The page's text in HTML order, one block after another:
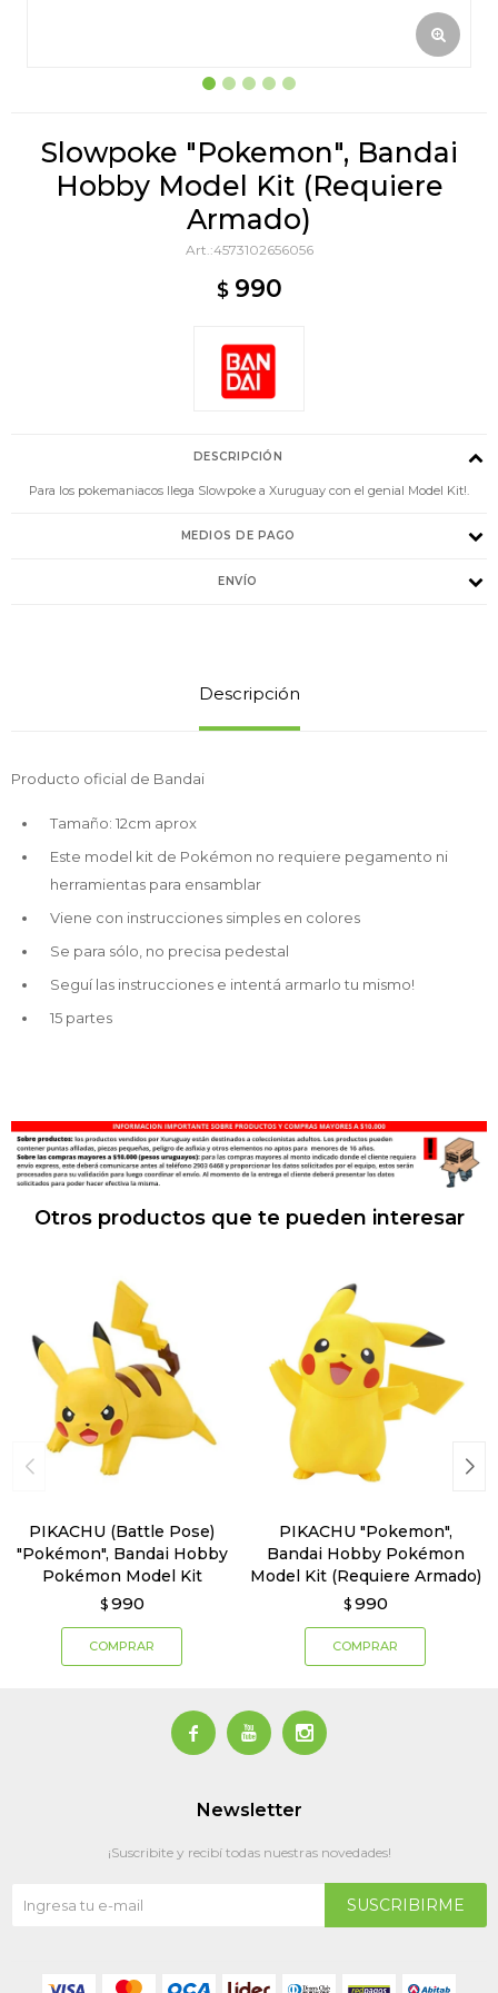
Slowpoke "Pokemon", Bandai
Hobby Model Kit (Requiere
Armado)
4573102656056
$ 990
DESCRIPCIÓN
Para los pokemaniacos llega Slowpoke a Xuruguay con el genial Model Kit!.
MEDIOS DE PAGO
ENVÍO
Descripción
Producto oficial de Bandai
Tamaño: 12cm aprox
Este model kit de Pokémon no requiere pegamento ni
herramientas para ensamblar
Viene con instrucciones simples en colores
Se para sólo, no precisa pedestal
Seguí las instrucciones e intentá armarlo tu mismo!
15 partes
Otros productos que te pueden interesar
PIKACHU (Battle Pose)
"Pokémon", Bandai Hobby
Pokémon Model Kit
$ 990
PIKACHU "Pokemon",
Bandai Hobby Pokémon
Model Kit (Requiere Armado)
$ 990
  
Newsletter
¡Suscribite y recibí todas nuestras novedades!
SUSCRIBIRME